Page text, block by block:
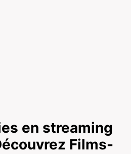
en streaming
Films-